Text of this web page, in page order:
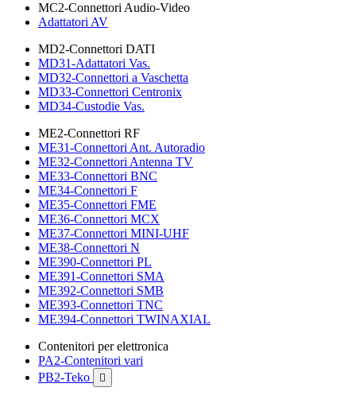
MC2-Connettori Audio-Video
Adattatori AV
MD2-Connettori DATI
MD31-Adattatori Vas.
MD32-Connettori a Vaschetta
MD33-Connettori Centronix
MD34-Custodie Vas.
ME2-Connettori RF
ME31-Connettori Ant. Autoradio
ME32-Connettori Antenna TV
ME33-Connettori BNC
ME34-Connettori F
ME35-Connettori FME
ME36-Connettori MCX
ME37-Connettori MINI-UHF
ME38-Connettori N
ME390-Connettori PL
ME391-Connettori SMA
ME392-Connettori SMB
ME393-Connettori TNC
ME394-Connettori TWINAXIAL
Contenitori per elettronica
PA2-Contenitori vari
PB2-Teko
